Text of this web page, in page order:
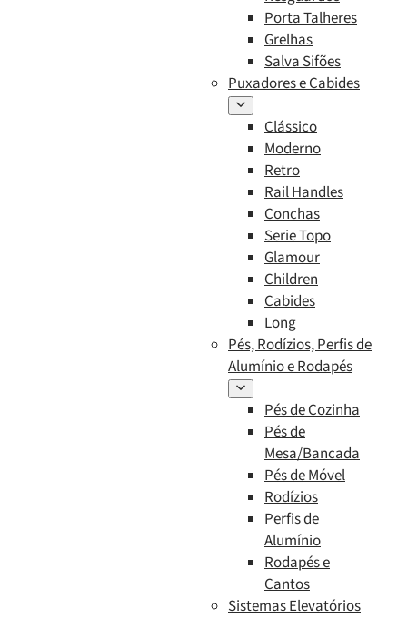
Porta Talheres
Grelhas
Salva Sifões
Puxadores e Cabides
Clássico
Moderno
Retro
Rail Handles
Conchas
Serie Topo
Glamour
Children
Cabides
Long
Pés, Rodízios, Perfis de
Alumínio e Rodapés
Pés de Cozinha
Pés de
Mesa/Bancada
Pés de Móvel
Rodízios
Perfis de
Alumínio
Rodapés e
Cantos
Sistemas Elevatórios